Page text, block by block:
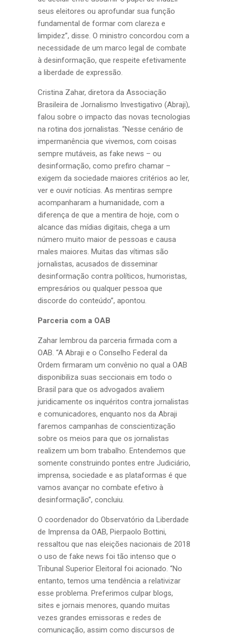
seus eleitores ou aprofundar sua função
fundamental de formar com clareza e
limpidez”, disse. O ministro concordou com a
necessidade de um marco legal de combate
à desinformação, que respeite efetivamente
a liberdade de expressão.
Cristina Zahar, diretora da Associação
Brasileira de Jornalismo Investigativo (Abraji),
falou sobre o impacto das novas tecnologias
na rotina dos jornalistas. “Nesse cenário de
impermanência que vivemos, com coisas
sempre mutáveis, as fake news – ou
desinformação, como prefiro chamar –
exigem da sociedade maiores critérios ao ler,
ver e ouvir notícias. As mentiras sempre
acompanharam a humanidade, com a
diferença de que a mentira de hoje, com o
alcance das mídias digitais, chega a um
número muito maior de pessoas e causa
males maiores. Muitas das vítimas são
jornalistas, acusados de disseminar
desinformação contra políticos, humoristas,
empresários ou qualquer pessoa que
discorde do conteúdo”, apontou.
Parceria com a OAB
Zahar lembrou da parceria firmada com a
OAB. “A Abraji e o Conselho Federal da
Ordem firmaram um convênio no qual a OAB
disponibiliza suas seccionais em todo o
Brasil para que os advogados avaliem
juridicamente os inquéritos contra jornalistas
e comunicadores, enquanto nos da Abraji
faremos campanhas de conscientização
sobre os meios para que os jornalistas
realizem um bom trabalho. Entendemos que
somente construindo pontes entre Judiciário,
imprensa, sociedade e as plataformas é que
vamos avançar no combate efetivo à
desinformação”, concluiu.
O coordenador do Observatório da Liberdade
de Imprensa da OAB, Pierpaolo Bottini,
ressaltou que nas eleições nacionais de 2018
o uso de fake news foi tão intenso que o
Tribunal Superior Eleitoral foi acionado. “No
entanto, temos uma tendência a relativizar
esse problema. Preferimos culpar blogs,
sites e jornais menores, quando muitas
vezes grandes emissoras e redes de
comunicação, assim como discursos de